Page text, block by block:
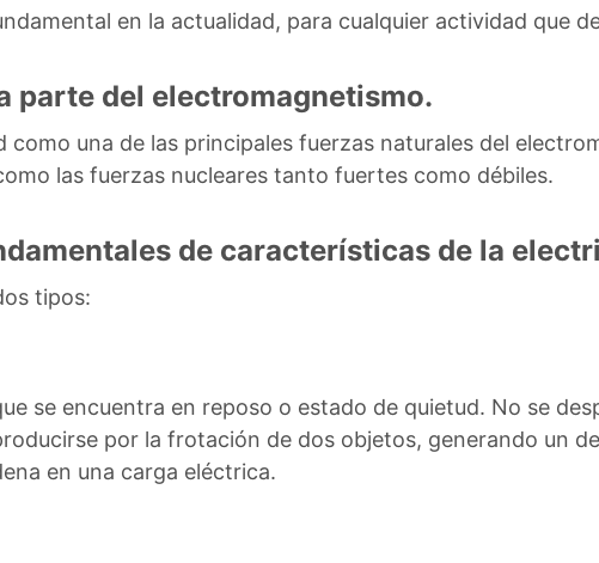
en la actualidad, para cualquier actividad que
parte del electromagnetismo.
como una de las principales fuerzas naturales del
las fuerzas nucleares tanto fuertes como débiles.
de características de la
tipos:
se encuentra en reposo o estado de quietud. No se
por la frotación de dos objetos, generando un
en una carga eléctrica.